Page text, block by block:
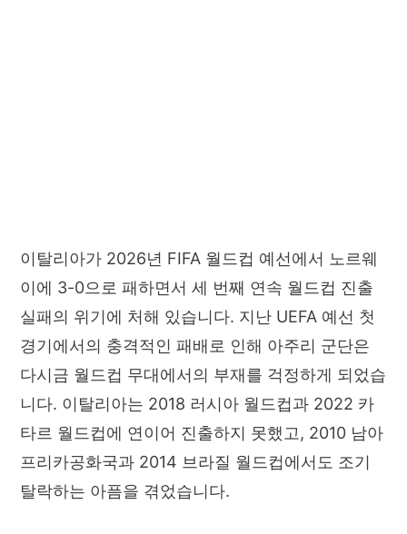
이탈리아가 2026년 FIFA 월드컵 예선에서 노르웨
이에 3-0으로 패하면서 세 번째 연속 월드컵 진출
실패의 위기에 처해 있습니다. 지난 UEFA 예선 첫
경기에서의 충격적인 패배로 인해 아주리 군단은
다시금 월드컵 무대에서의 부재를 걱정하게 되었습
니다. 이탈리아는 2018 러시아 월드컵과 2022 카
타르 월드컵에 연이어 진출하지 못했고, 2010 남아
프리카공화국과 2014 브라질 월드컵에서도 조기
탈락하는 아픔을 겪었습니다.